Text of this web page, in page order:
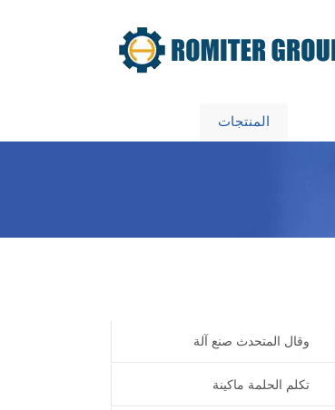
المنتجات
وقال المتحدث صنع آلة
تكلم الحلمة ماكينة